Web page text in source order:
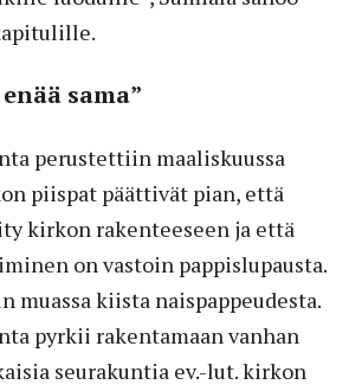
sama”
perustettiin maaliskuussa
piispat päättivät pian, että
kirkon rakenteeseen ja että
on vastoin pappislupausta.
muassa kiista naispappeudesta.
pyrkii rakentamaan vanhan
seurakuntia ev.-lut. kirkon